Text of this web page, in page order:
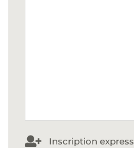
Inscription express